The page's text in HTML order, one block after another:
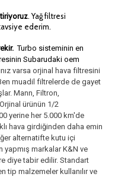
. Yağ filtresi
ederim.
Turbo sisteminin en
Subarudaki oem
varsa orjinal hava filtresini
muadil filtrelerde de gayet
Mann, Filtron,
ürünün 1/2
yerine her 5.000 km'de
hava girdiğinden daha emin
alternatifte kutu içi
markalar K&N ve
diye tabir edilir. Standart
tip malzemeler kullanılır ve